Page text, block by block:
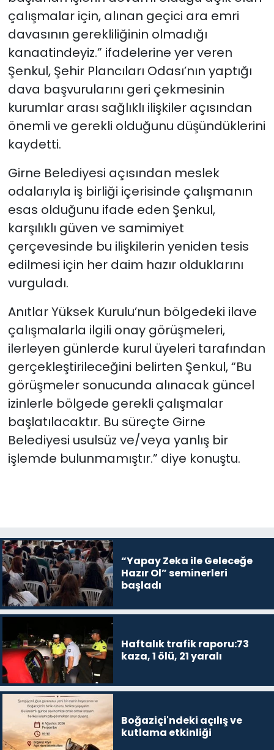
çalışmalar için, alınan geçici ara emri
davasının gerekliliğinin olmadığı
kanaatindeyiz.” ifadelerine yer veren
Şenkul, Şehir Plancıları Odası’nın yaptığı
dava başvurularını geri çekmesinin
kurumlar arası sağlıklı ilişkiler açısından
önemli ve gerekli olduğunu düşündüklerini
kaydetti.
Girne Belediyesi açısından meslek
odalarıyla iş birliği içerisinde çalışmanın
esas olduğunu ifade eden Şenkul,
karşılıklı güven ve samimiyet
çerçevesinde bu ilişkilerin yeniden tesis
edilmesi için her daim hazır olduklarını
vurguladı.
Anıtlar Yüksek Kurulu’nun bölgedeki ilave
çalışmalarla ilgili onay görüşmeleri,
ilerleyen günlerde kurul üyeleri tarafından
gerçekleştirileceğini belirten Şenkul, “Bu
görüşmeler sonucunda alınacak güncel
izinlerle bölgede gerekli çalışmalar
başlatılacaktır. Bu süreçte Girne
Belediyesi usulsüz ve/veya yanlış bir
işlemde bulunmamıştır.” diye konuştu.
“Yapay Zeka ile Geleceğe
Hazır Ol” seminerleri
başladı
Haftalık trafik raporu:73
kaza, 1 ölü, 21 yaralı
Boğaziçi'ndeki açılış ve
kutlama etkinliği